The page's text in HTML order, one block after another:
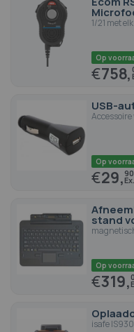
1/21 met
Op
€758,
USB-
Accessoire
Op
€29,90
stand
Op
€319,
isafe